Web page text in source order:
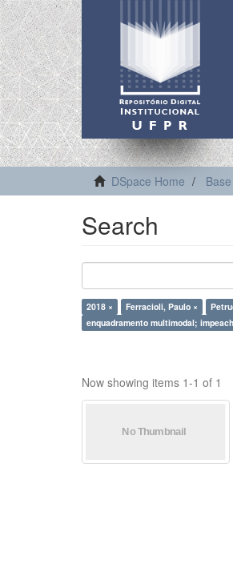
DSpace Home
Search
2018 × Ferracioli, Paulo ×
enquadramento multimodal;
Now showing items 1-1 of 1